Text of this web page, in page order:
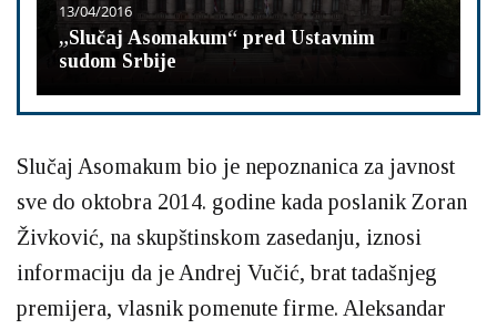
13/04/2016
„Slučaj Asomakum“ pred Ustavnim
sudom Srbije
Slučaj Asomakum bio je nepoznanica za javnost
sve do oktobra 2014. godine kada poslanik Zoran
Živković, na skupštinskom zasedanju, iznosi
informaciju da je Andrej Vučić, brat tadašnjeg
premijera, vlasnik pomenute firme. Aleksandar